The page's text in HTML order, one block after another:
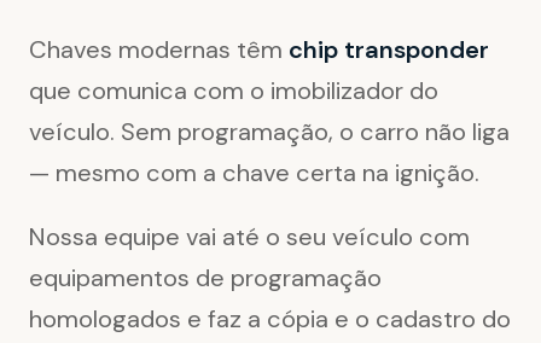
Chaves modernas têm chip transponder
que comunica com o imobilizador do
veículo. Sem programação, o carro não liga
— mesmo com a chave certa na ignição.
Nossa equipe vai até o seu veículo com
equipamentos de programação
homologados e faz a cópia e o cadastro do